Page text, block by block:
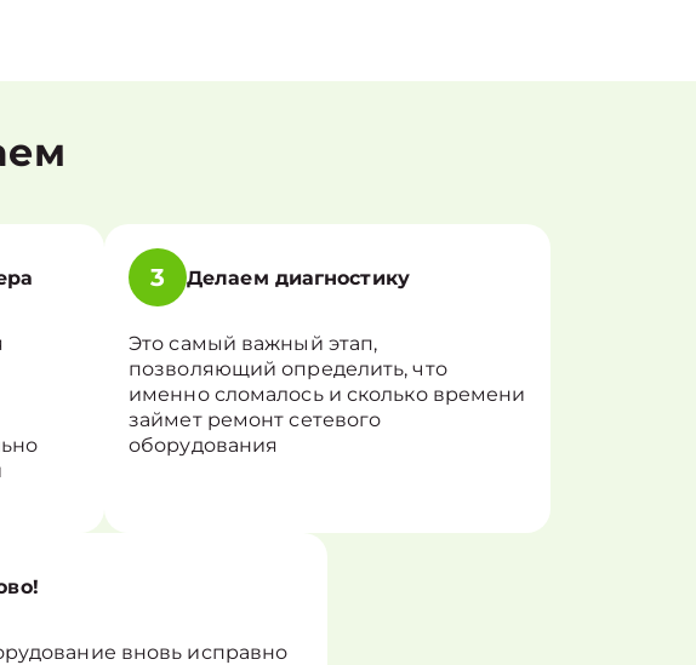
3 Делаем диагностику
Это самый важный этап,
позволяющий определить, что
именно сломалось и сколько времени
займет ремонт сетевого
оборудования
вновь исправно